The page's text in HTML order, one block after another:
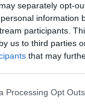
separately opt-
information
participants.
us to third parties
that may
Processing Opt Outs
sátor a Sic